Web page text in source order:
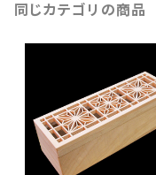
同じカテゴリの商品